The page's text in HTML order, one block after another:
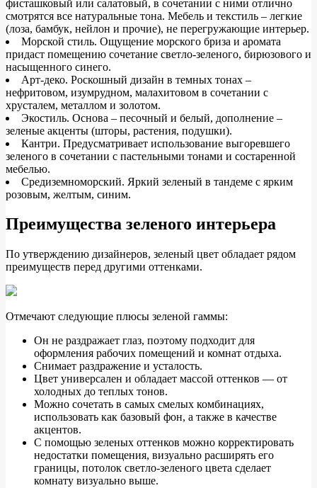
фисташковый или салатовый, в сочетании с ними отлично
смотрятся все натуральные тона. Мебель и текстиль – легкие
(лоза, бамбук, нейлон и прочие), не перегружающие интерьер.
Морской стиль. Ощущение морского бриза и аромата
придаст помещению сочетание светло-зеленого, бирюзового и
насыщенного синего.
Арт-деко. Роскошный дизайн в темных тонах –
нефритовом, изумрудном, малахитовом в сочетании с
хрусталем, металлом и золотом.
Экостиль. Основа – песочный и белый, дополнение –
зеленые акценты (шторы, растения, подушки).
Кантри. Предусматривает использование выгоревшего
зеленого в сочетании с пастельными тонами и состаренной
мебелью.
Средиземноморский. Яркий зеленый в тандеме с ярким
розовым, желтым, синим.
Преимущества зеленого интерьера
По утверждению дизайнеров, зеленый цвет обладает рядом
преимуществ перед другими оттенками.
Отмечают следующие плюсы зеленой гаммы:
Он не раздражает глаз, поэтому подходит для
оформления рабочих помещений и комнат отдыха.
Снимает раздражение и усталость.
Цвет универсален и обладает массой оттенков — от
холодных до теплых тонов.
Можно сочетать в самых смелых комбинациях,
использовать как базовый фон, а также в качестве
акцентов.
С помощью зеленых оттенков можно корректировать
недостатки помещения, визуально расширять его
границы, потолок светло-зеленого цвета сделает
комнату визуально выше.